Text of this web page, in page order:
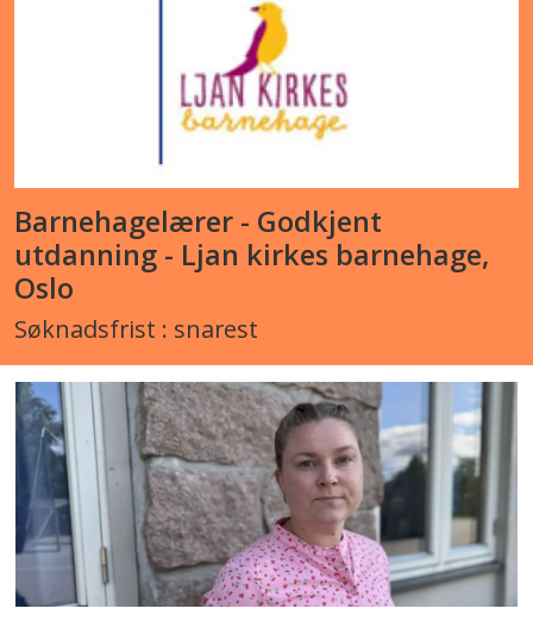
Barnehagelærer - Godkjent
utdanning - Ljan kirkes barnehage,
Oslo
Søknadsfrist : snarest